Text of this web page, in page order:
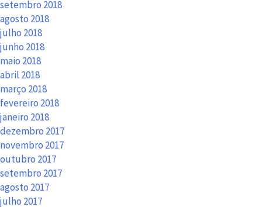
setembro 2018
agosto 2018
julho 2018
junho 2018
maio 2018
abril 2018
março 2018
fevereiro 2018
janeiro 2018
dezembro 2017
novembro 2017
outubro 2017
setembro 2017
agosto 2017
julho 2017